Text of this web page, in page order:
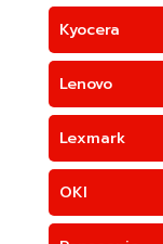
Kyocera
Lenovo
Lexmark
OKI